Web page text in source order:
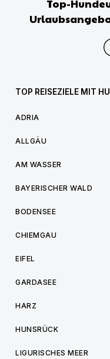
Top-
TOP REISEZIELE MIT
ADRIA
ALLGÄU
AM WASSER
BAYERISCHER WALD
BODENSEE
CHIEMGAU
EIFEL
GARDASEE
HARZ
HUNSRÜCK
LIGURISCHES MEER